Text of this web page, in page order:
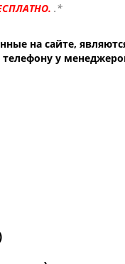
.*
на сайте,
у